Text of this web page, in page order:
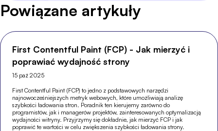
Powiązane artykuły
First Contentful Paint (FCP) - Jak mierzyć i
poprawiać wydajność strony
15 paź 2025
First Contentful Paint (FCP) to jedno z podstawowych narzędzi
najnowocześniejszych metryk webowych, które umożliwiają analizę
szybkości ładowania stron. Poradnik ten kierujemy zarówno do
programistów, jak i managerów projektów, zainteresowanych optymalizacją
wydajności witryny. Przyjrzymy się dokładnie, jak mierzyć FCP i jak
poprawić te wartości w celu zwiększenia szybkości ładowania strony.